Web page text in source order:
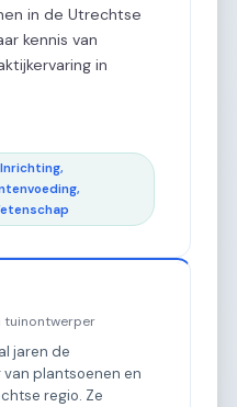
in de Utrechtse
kennis van
in
tuinontwerper
jaren de
plantsoenen en
regio. Ze